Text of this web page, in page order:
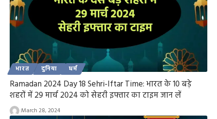
भारत दुनिया धर्म
Ramadan 2024 Day 18 Sehri-Iftar Time: भारत के 10 बड़े
शहरों में 29 मार्च 2024 को सेहरी इफ्तार का टाइम जान लें
March 28, 2024